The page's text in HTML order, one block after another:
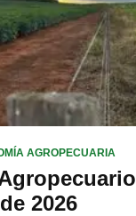
AGROPECUARIA
2026